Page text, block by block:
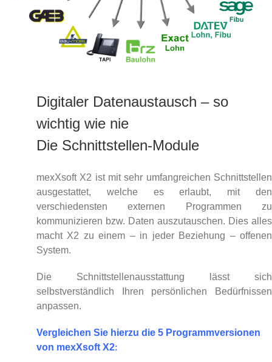
Digitaler Datenaustausch – so
wichtig wie nie
Die Schnittstellen-Module
mexXsoft X2 ist mit sehr umfangreichen Schnittstellen
ausgestattet, welche es erlaubt, mit den
verschiedensten externen Programmen zu
kommunizieren bzw. Daten auszutauschen. Dies alles
macht X2 zu einem – in jeder Beziehung – offenen
System.
Die Schnittstellenausstattung lässt sich
selbstverständlich Ihren persönlichen Bedürfnissen
anpassen.
Vergleichen Sie hierzu die 5 Programmversionen
von mexXsoft X2: